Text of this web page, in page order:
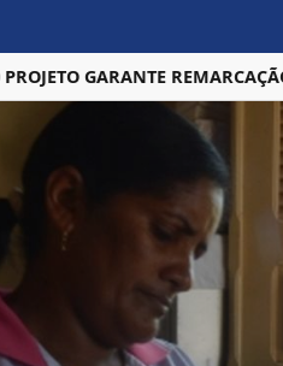
GARANTE REMARCAÇÃO E